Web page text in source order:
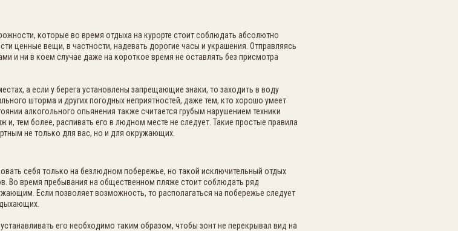
которые во время отдыха на курорте стоит соблюдать абсолютно
ценные вещи, в частности, надевать дорогие часы и украшения. Отправляясь
и ни в коем случае даже на короткое время не оставлять без присмотра
а если у берега установлены запрещающие знаки, то заходить в воду
шторма и других погодных неприятностей, даже тем, кто хорошо умеет
алкогольного опьянения также считается грубым нарушением техники
и, тем более, распивать его в людном месте не следует. Такие простые правила
не только для вас, но и для окружающих.
себя только на безлюдном побережье, но такой исключительный отдых
Во время пребывания на общественном пляже стоит соблюдать ряд
Если позволяет возможность, то располагаться на побережье следует
его необходимо таким образом, чтобы зонт не перекрывал вид на